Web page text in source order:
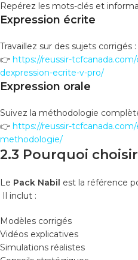
Repérez les mots-clés et
Expression écrite
Travaillez sur des sujets corrigés :
👉 https://reussir-
dexpression-ecrite-v-pro/
Expression orale
Suivez la méthodologie
👉 https://reussir-tcfcanada.com/
methodologie/
2.3 Pourquoi
Le Pack Nabil est la référence
Il inclut :
Modèles corrigés
Vidéos explicatives
Simulations réalistes